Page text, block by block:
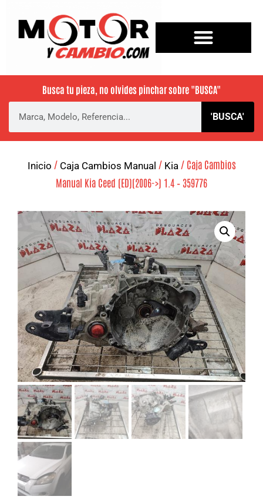
Busca tu pieza, no olvides pinchar sobre "BUSCA"
'BUSCA'
Inicio / Caja Cambios Manual / Kia / Caja Cambios
Manual Kia Ceed (ED)(2006->) 1.4 – 359776